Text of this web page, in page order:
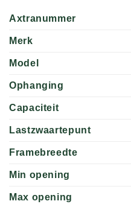
Axtranummer
Merk
Model
Ophanging
Capaciteit
Lastzwaartepunt
Framebreedte
Min opening
Max opening